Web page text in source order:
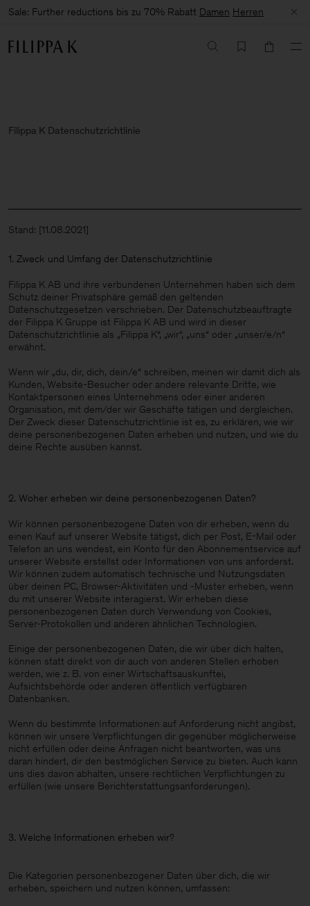
Sale: Further reductions bis zu 70% Rabatt Damen Herren
Herren
Filippa K Datenschutzrichtlinie
Stand: [11.08.2021]
1. Zweck und Umfang der Datenschutzrichtlinie
Filippa K AB und ihre verbundenen Unternehmen haben sich dem
Schutz deiner Privatsphäre gemäß den geltenden
Datenschutzgesetzen verschrieben. Der Datenschutzbeauftragte
der Filippa K Gruppe ist Filippa K AB und wird in dieser
Datenschutzrichtlinie als „Filippa K“, „wir“, „uns“ oder „unser/e/n“
erwähnt.
Wenn wir „du, dir, dich, dein/e“ schreiben, meinen wir damit dich als
Kunden, Website-Besucher oder andere relevante Dritte, wie
Kontaktpersonen eines Unternehmens oder einer anderen
Organisation, mit dem/der wir Geschäfte tätigen und dergleichen.
Der Zweck dieser Datenschutzrichtlinie ist es, zu erklären, wie wir
deine personenbezogenen Daten erheben und nutzen, und wie du
deine Rechte ausüben kannst.
2. Woher erheben wir deine personenbezogenen Daten?
Wir können personenbezogene Daten von dir erheben, wenn du
einen Kauf auf unserer Website tätigst, dich per Post, E-Mail oder
Telefon an uns wendest, ein Konto für den Abonnementservice auf
unserer Website erstellst oder Informationen von uns anforderst.
Wir können zudem automatisch technische und Nutzungsdaten
über deinen PC, Browser-Aktivitäten und -Muster erheben, wenn
du mit unserer Website interagierst. Wir erheben diese
personenbezogenen Daten durch Verwendung von Cookies,
Server-Protokollen und anderen ähnlichen Technologien.
Einige der personenbezogenen Daten, die wir über dich halten,
können statt direkt von dir auch von anderen Stellen erhoben
werden, wie z. B. von einer Wirtschaftsauskunftei,
Aufsichtsbehörde oder anderen öffentlich verfügbaren
Datenbanken.
Wenn du bestimmte Informationen auf Anforderung nicht angibst,
können wir unsere Verpflichtungen dir gegenüber möglicherweise
nicht erfüllen oder deine Anfragen nicht beantworten, was uns
daran hindert, dir den bestmöglichen Service zu bieten. Auch kann
uns dies davon abhalten, unsere rechtlichen Verpflichtungen zu
erfüllen (wie unsere Berichterstattungsanforderungen).
3. Welche Informationen erheben wir?
Die Kategorien personenbezogener Daten über dich, die wir
erheben, speichern und nutzen können, umfassen: